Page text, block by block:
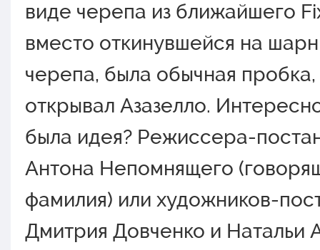
виде черепа из ближайшего
вместо откинувшейся на
черепа, была обычная
открывал Азазелло.
была идея? Режиссера-
Антона Непомнящего
фамилия) или художников-
Дмитрия Довченко и Натальи